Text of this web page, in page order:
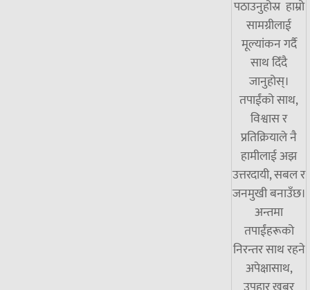
पठाउनुहोस्र हाम्रो
सामग्रीलाई
मूल्यांकन गर्दै
साथ दिँदै
जानुहोस्।
तपाईंको साथ,
विश्वास र
प्रतिक्रियाले नै
हामीलाई अझ
उत्तरदायी, सबल र
जनमुखी बनाउँछ।
अन्तमा
तपाईंहरूको
निरन्तर साथ रहने
अपेक्षासाथ,